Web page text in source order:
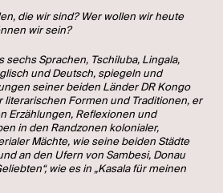
die wir sind? Wer wollen wir heute
wir sein?
sechs Sprachen, Tschiluba, Lingala,
und Deutsch, spiegeln und
seiner beiden Länder DR Kongo
Formen und Traditionen, er
Erzählungen, Reflexionen und
in den Randzonen kolonialer,
Mächte, wie seine beiden Städte
an den Ufern von Sambesi, Donau
wie es in „Kasala für meinen